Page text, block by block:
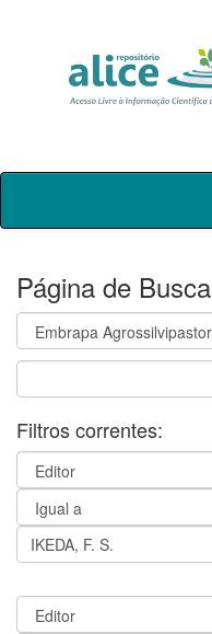
Skip
Página de Busca
Filtros correntes: